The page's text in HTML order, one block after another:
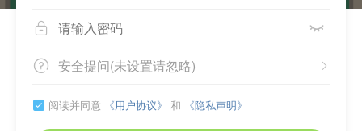
 
 
安全提问(未设置请忽略)
 阅读并同意 《用户协议》 和 《隐私声明》